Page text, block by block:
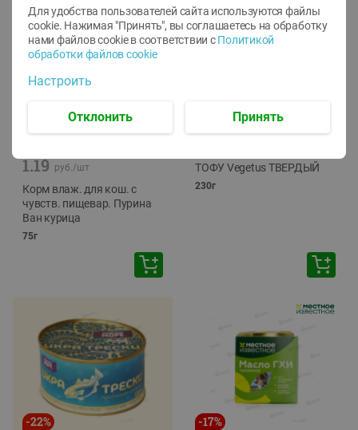
1.19 руб./шт
Корм влаж. для кош. с
чувств. пищевар. Пурина
Ван курица
75г
ТОФУ Vegetus ТВЕРДЫЙ
230г
-22% -17%
Для удобства пользователей сайта используются файлы
cookie. Нажимая "Принять", вы соглашаетесь на обработку
нами файлов cookie в соответствии с Политикой
обработки файлов cookie
Настроить
Отклонить Принять